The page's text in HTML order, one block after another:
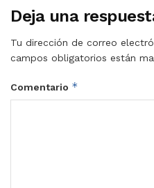
Deja una
Tu dirección de correo
campos obligatorios están
Comentario *